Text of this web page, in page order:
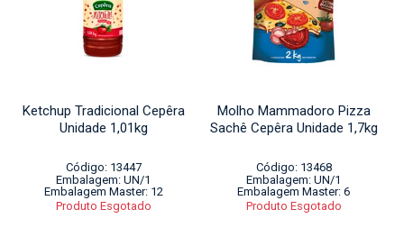
Ketchup Tradicional Cepêra
Unidade 1,01kg
Código: 13447
Embalagem: UN/1
Embalagem Master: 12
Produto Esgotado
Molho Mammadoro Pizza
Sachê Cepêra Unidade 1,7kg
Código: 13468
Embalagem: UN/1
Embalagem Master: 6
Produto Esgotado